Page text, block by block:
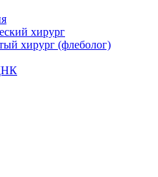
хирург
хирург (флеболог)